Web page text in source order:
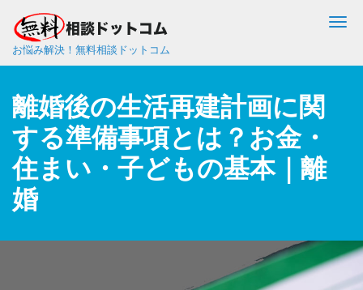
お悩み解決！無料相談ドットコム
離婚後の生活再建計画に関
する準備事項とは？お金・
住まい・子どもの基本｜離
婚